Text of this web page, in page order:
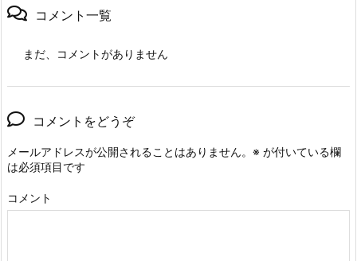
コメント一覧
まだ、コメントがありません
コメントをどうぞ
メールアドレスが公開されることはありません。 ※ が付いている欄
は必須項目です
コメント